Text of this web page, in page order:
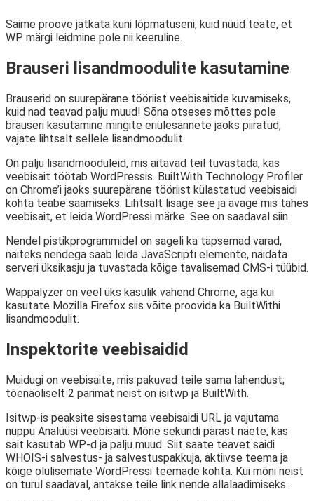
Saime proove jätkata kuni lõpmatuseni, kuid nüüd teate, et
WP märgi leidmine pole nii keeruline.
Brauseri lisandmoodulite kasutamine
Brauserid on suurepärane tööriist veebisaitide kuvamiseks,
kuid nad teavad palju muud! Sõna otseses mõttes pole
brauseri kasutamine mingite eriülesannete jaoks piiratud;
vajate lihtsalt sellele lisandmoodulit.
On palju lisandmooduleid, mis aitavad teil tuvastada, kas
veebisait töötab WordPressis. BuiltWith Technology Profiler
on Chrome’i jaoks suurepärane tööriist külastatud veebisaidi
kohta teabe saamiseks. Lihtsalt lisage see ja avage mis tahes
veebisait, et leida WordPressi märke. See on saadaval siin.
Nendel pistikprogrammidel on sageli ka täpsemad varad,
näiteks nendega saab leida JavaScripti elemente, näidata
serveri üksikasju ja tuvastada kõige tavalisemad CMS-i tüübid.
Wappalyzer on veel üks kasulik vahend Chrome, aga kui
kasutate Mozilla Firefox siis võite proovida ka BuiltWithi
lisandmoodulit.
Inspektorite veebisaidid
Muidugi on veebisaite, mis pakuvad teile sama lahendust;
tõenäoliselt 2 parimat neist on isitwp ja BuiltWith.
Isitwp-is peaksite sisestama veebisaidi URL ja vajutama
nuppu Analüüsi veebisaiti. Mõne sekundi pärast näete, kas
sait kasutab WP-d ja palju muud. Siit saate teavet saidi
WHOIS-i salvestus- ja salvestuspakkuja, aktiivse teema ja
kõige olulisemate WordPressi teemade kohta. Kui mõni neist
on turul saadaval, antakse teile link nende allalaadimiseks.